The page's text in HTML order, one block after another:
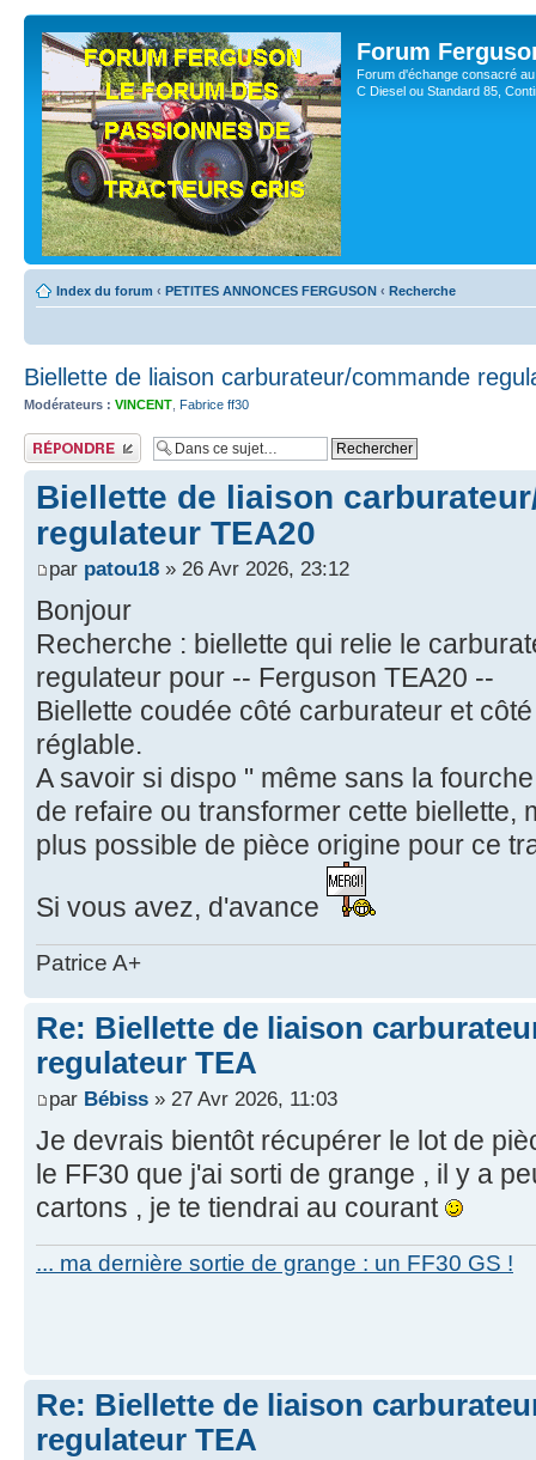
Forum
Forum d'échange consacré
C Diesel ou Standard 85,
Index du forum ‹ PETITES ANNONCES FERGUSON ‹ Recherche
Biellette de liaison carburateur/commande
Modérateurs : VINCENT Fabrice ff30
Publier une réponse
Biellette de liaison
regulateur TEA20
par patou18 » 26 Avr 2026, 23:12
Bonjour
Recherche : biellette qui relie le
regulateur pour -- Ferguson TEA20 --
Biellette coudée côté carburateur et
réglable.
A savoir si dispo " même sans la
de refaire ou transformer cette biellette,
plus possible de pièce origine pour ce
Si vous avez, d'avance
Patrice A+
Re: Biellette de liaison
regulateur TEA
par Bébiss » 27 Avr 2026, 11:03
Je devrais bientôt récupérer le lot de
le FF30 que j'ai sorti de grange , il y a
cartons , je te tiendrai au courant
... ma dernière sortie de grange : un FF30 GS !
Re: Biellette de liaison
regulateur TEA